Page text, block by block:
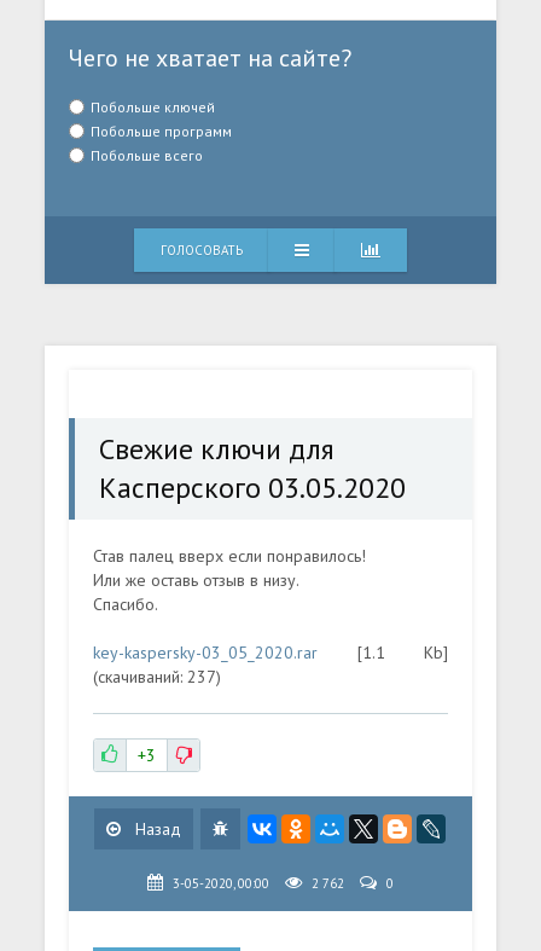
Чего не хватает на сайте?
Побольше ключей
Побольше программ
Побольше всего
ГОЛОСОВАТЬ
Свежие ключи для
Касперского 03.05.2020
Став палец вверх если понравилось!
Или же оставь отзыв в низу.
Спасибо.
key-kaspersky-03_05_2020.rar [1.1 Kb]
(cкачиваний: 237)
+3
Назад
3-05-2020, 00:00 2 762 0